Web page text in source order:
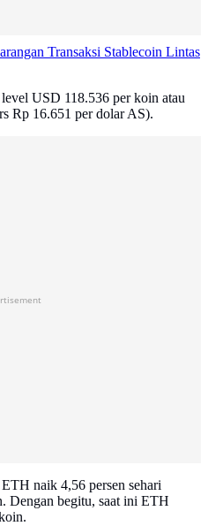
Transaksi Stablecoin Lintas
USD 118.536 per koin atau
Rp 16.651 per dolar AS).
naik 4,56 persen sehari
Dengan begitu, saat ini ETH